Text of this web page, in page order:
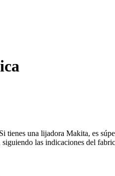
una lijadora Makita, es
las indicaciones del